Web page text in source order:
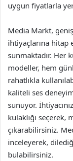
uygun fiyatlarla
Media Markt,
ihtiyaçlarına hitap
sunmaktadır. Her
modeller, hem
rahatlıkla
kaliteli ses
sunuyor.
kulaklığı seçerek,
çıkarabilirsiniz.
inceleyerek,
bulabilirsiniz.